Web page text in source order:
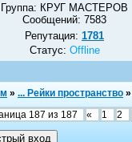
Группа: КРУГ МАСТЕРОВ
Сообщений: 7583
Репутация: 1781
Статус: Offline
» ... Рейки пространство »
187 из 187 « 1 2